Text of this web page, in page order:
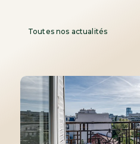
Toutes nos actualités